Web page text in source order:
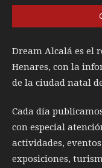
Dream Alcalá es el
Henares, con la
de la ciudad natal
Cada día
con especial
actividades,
exposiciones,